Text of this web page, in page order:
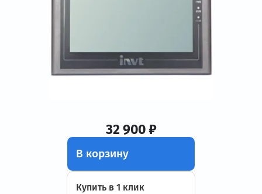
32 900 ₽
В корзину
Купить в 1 клик